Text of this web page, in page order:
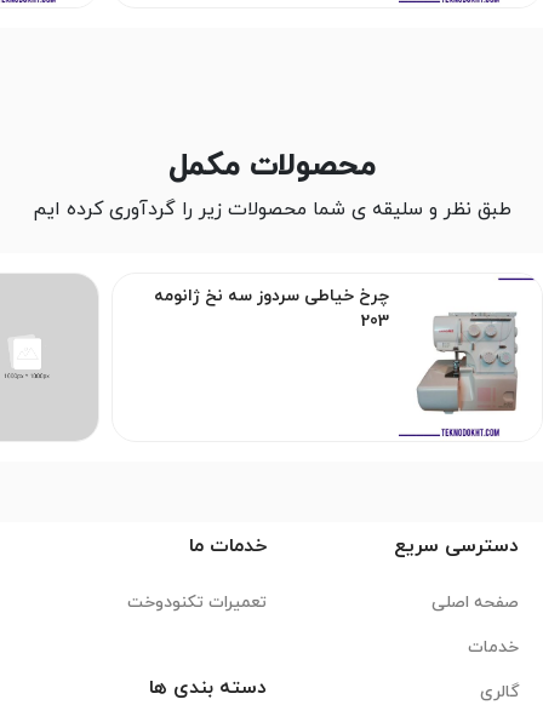
محصولات مکمل
طبق نظر و سلیقه ی شما محصولات زیر را گردآوری کرده ایم
چرخ خیاطی سردوز سه نخ ژانومه
203
دسترسی سریع
صفحه اصلی
خدمات
گالری
خدمات ما
تعمیرات تکنودوخت
دسته بندی ها